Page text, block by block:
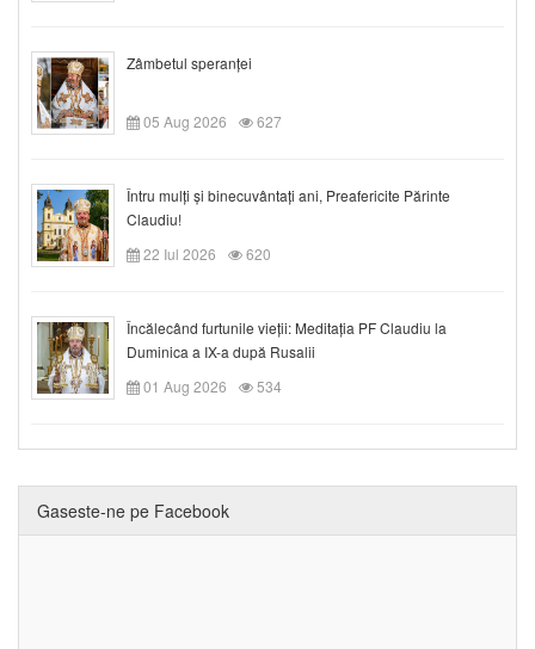
Zâmbetul speranței
05 Aug 2026 627
Întru mulți și binecuvântați ani, Preafericite Părinte
Claudiu!
22 Iul 2026
620
Încălecând furtunile vieții: Meditația PF Claudiu la
Duminica a IX-a după Rusalii
01 Aug 2026
534
Gaseste-ne pe Facebook